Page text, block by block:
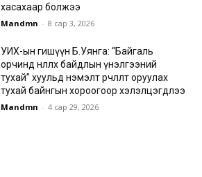
хасахаар болжээ
Mandmn - 8 сар 3, 2026
УИХ-ын гишүүн Б.Уянга: “Байгаль
орчинд нөлөөлөх байдлын үнэлгээний
тухай” хуульд нэмэлт өөрчлөлт оруулах
тухай байнгын хороогоор хэлэлцэгдлээ
Mandmn - 4 сар 29, 2026